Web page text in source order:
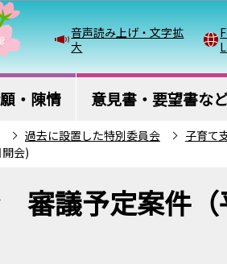
このページの本文
音声読み上げ・文字拡
大
・陳情 意見書・要望書な
過去に設置した特別委員会
子育て
会)
審議予定案件（